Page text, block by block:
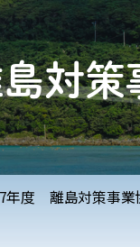
対策
年度 離島対策事業